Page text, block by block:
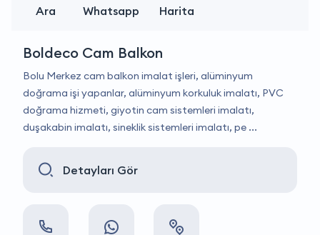
Ara Whatsapp Harita
Boldeco Cam Balkon
Bolu Merkez cam balkon imalat işleri, alüminyum
doğrama işi yapanlar, alüminyum korkuluk imalatı, PVC
doğrama hizmeti, giyotin cam sistemleri imalatı,
duşakabin imalatı, sineklik sistemleri imalatı, pe ...
Detayları Gör